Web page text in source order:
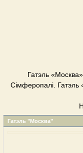
Гатэль
Сімферопалі.
Гатэль "Москва"